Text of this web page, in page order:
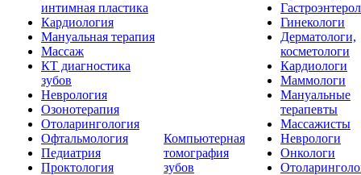
интимная пластика
Кардиология
Мануальная терапия
Массаж
КТ диагностика
зубов
Неврология
Озонотерапия
Отоларингология
Офтальмология
Педиатрия
Проктология
Компьютерная
томография
зубов
Гинекологи
Дерматологи,
косметологи
Кардиологи
Маммологи
Мануальные
терапевты
Массажисты
Неврологи
Онкологи